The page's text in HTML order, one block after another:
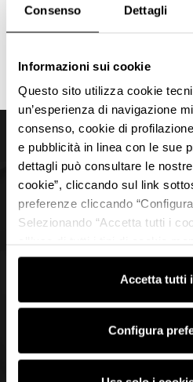
Consenso Dettagli
Informazioni sui cookie
Questo sito utilizza cookie
un’esperienza di navigazione
consenso, cookie di
e pubblicità in linea con le sue
dettagli può consultare le
cookie”, cliccando sul link
preferenze cliccando
Selezionando “Accetta tutti i
consenso cliccando su “Usa
saranno attivati i soli cookie
funzionamento del sito.
Accetta tutti
Configura
I brand MV
Photogallery